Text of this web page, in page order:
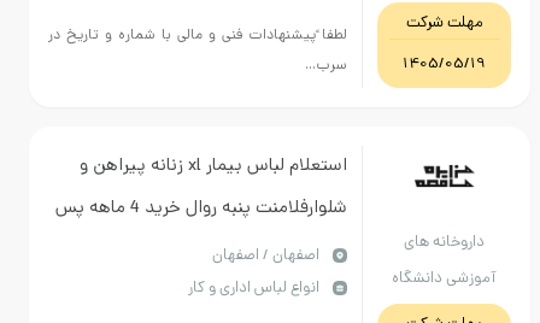
لطفا ًپیشنهادات فنی و مالی با شماره و تاریخ در
سرب...
دانشگاه
استان
استعلام لباس بیمار xl زنانه پیراهن و
شلوارفلامنت پنبه روال خرید 4 ماهه پس
از تامین اعتبار
اصفهان / اصفهان
انواع لباس اداری و کار